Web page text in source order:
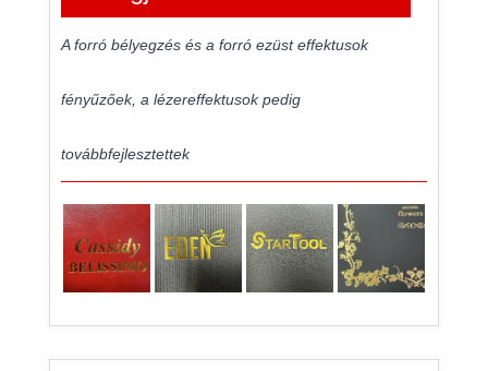
A forró bélyegzés és a forró ezüst effektusok
fényűzőek, a lézereffektusok pedig
továbbfejlesztettek